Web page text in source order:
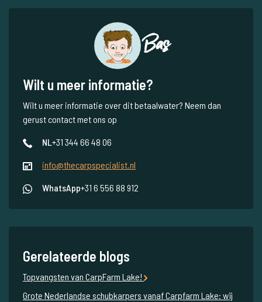
Bas
Wilt u meer informatie?
Wilt u meer informatie over dit betaalwater? Neem dan
gerust contact met ons op
NL+31 344 66 48 06
info@thecarpspecialist.nl
WhatsApp+31 6 556 88 912
Gerelateerde blogs
Topvangsten van CarpFarm Lake!
Grote Nederlandse schubkarpers vanaf Carpfarm Lake: wij